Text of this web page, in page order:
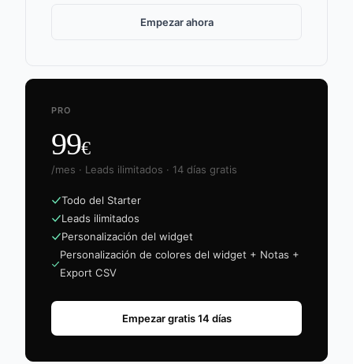
Empezar ahora
PRO
99€
/mes · Leads ilimitados · 14 días gratis
Todo del Starter
Leads ilimitados
Personalización del widget
Personalización de colores del widget + Notas +
Export CSV
Empezar gratis 14 días